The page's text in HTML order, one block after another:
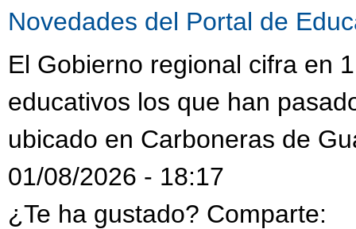
Novedades del Portal de
El Gobierno regional cifra en
educativos los que han
ubicado en Carboneras de
01/08/2026 - 18:17
¿Te ha gustado? Comparte: